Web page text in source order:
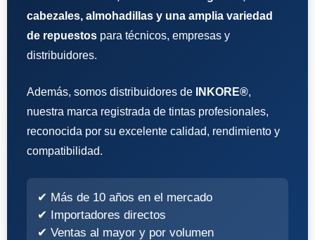
cabezales, almohadillas y una amplia variedad
de repuestos para técnicos, empresas y
distribuidores.
Además, somos distribuidores de INKORE®,
nuestra marca registrada de tintas profesionales,
reconocida por su excelente calidad, rendimiento y
compatibilidad.
✔ Más de 10 años en el mercado
✔ Importadores directos
✔ Ventas al mayor y por volumen